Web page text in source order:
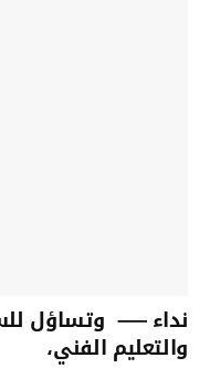
نداء —– وتساؤل
والتعليم الفني،